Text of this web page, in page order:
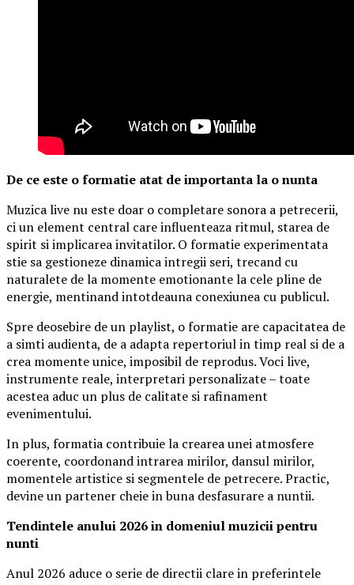
De ce este o formatie atat de importanta la o nunta
Muzica live nu este doar o completare sonora a petrecerii,
ci un element central care influenteaza ritmul, starea de
spirit si implicarea invitatilor. O formatie experimentata
stie sa gestioneze dinamica intregii seri, trecand cu
naturalete de la momente emotionante la cele pline de
energie, mentinand intotdeauna conexiunea cu publicul.
Spre deosebire de un playlist, o formatie are capacitatea de
a simti audienta, de a adapta repertoriul in timp real si de a
crea momente unice, imposibil de reprodus. Voci live,
instrumente reale, interpretari personalizate – toate
acestea aduc un plus de calitate si rafinament
evenimentului.
In plus, formatia contribuie la crearea unei atmosfere
coerente, coordonand intrarea mirilor, dansul mirilor,
momentele artistice si segmentele de petrecere. Practic,
devine un partener cheie in buna desfasurare a nuntii.
Tendintele anului 2026 in domeniul muzicii pentru
nunti
Anul 2026 aduce o serie de directii clare in preferintele